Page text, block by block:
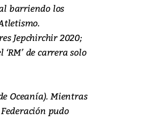
barriendo los
Jepchirchir 2020;
de carrera solo
Oceanía). Mientras
pudo